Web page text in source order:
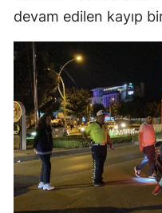
devam edilen kayıp